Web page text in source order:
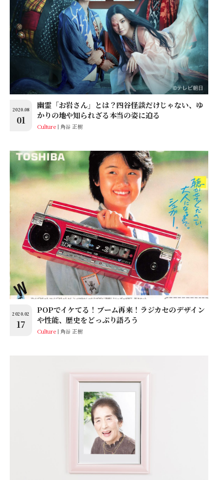
2020.08
01
幽霊「お岩さん」とは？四谷怪談だけじゃない、ゆ
かりの地や知られざる本当の姿に迫る
Culture 角谷 正樹
2020.02
17
POPでイケてる！ブーム再来！ラジカセのデザイン
や性能、歴史をどっぷり語ろう
Culture 角谷 正樹